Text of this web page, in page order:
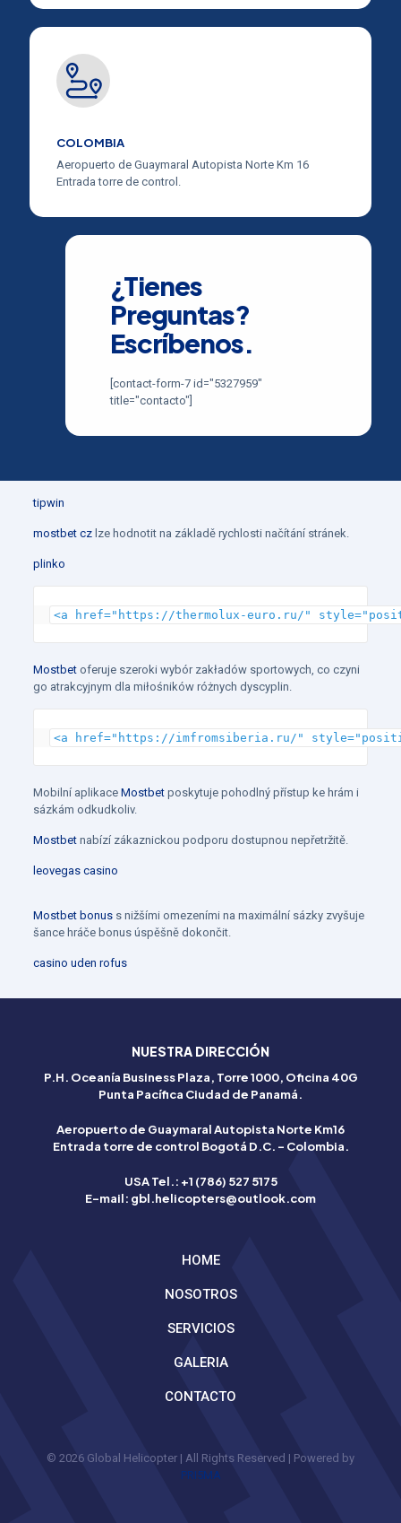
COLOMBIA
Aeropuerto de Guaymaral Autopista Norte Km 16
Entrada torre de control.
¿Tienes
Preguntas?
Escríbenos.
[contact-form-7 id="5327959"
title="contacto"]
tipwin
mostbet czlze hodnotit na základě rychlosti načítání stránek.
plinko
<a href="https://thermolux-euro.ru/"
Mostbetoferuje szeroki wybór zakładów sportowych, co czyni
go atrakcyjnym dla miłośników różnych dyscyplin.
<a href="https://imfromsiberia.ru/"
Mobilní aplikace Mostbetposkytuje pohodlný přístup ke hrám i
sázkám odkudkoliv.
Mostbetnabízí zákaznickou podporu dostupnou nepřetržitě.
leovegas casino
Betflag
Italia
–
Esperienza
senza
compromessi
Betflag
disposizione
licenza
Mostbet bonuss nižšími omezeními na maximální sázky zvyšuje
šance hráče bonus úspěšně dokončit.
casino uden rofus
NUESTRA DIRECCIÓN
P.H. Oceanía Business Plaza, Torre 1000, Oficina 40G
Punta Pacífica Ciudad de Panamá.
Aeropuerto de Guaymaral Autopista Norte Km16
Entrada torre de control Bogotá D.C. – Colombia.
USA Tel.: +1 (786) 527 5175
E-mail: gbl.helicopters@outlook.com
HOME
NOSOTROS
SERVICIOS
GALERIA
CONTACTO
© 2026 Global Helicopter | All Rights Reserved | Powered by
PRI5MA